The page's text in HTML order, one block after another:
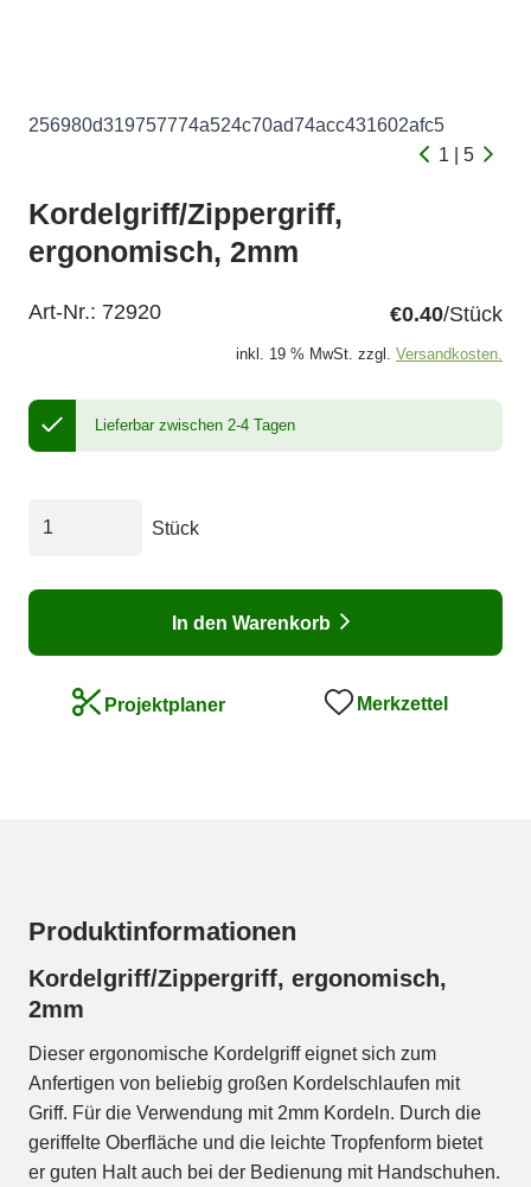
256980d319757774a524c70ad74acc431602afc5
1 | 5
Kordelgriff/Zippergriff,
ergonomisch, 2mm
Art-Nr.: 72920 €0.40/Stück
inkl. 19 % MwSt. zzgl. Versandkosten.
Lieferbar zwischen 2-4 Tagen
Stück
In den Warenkorb
Projektplaner Merkzettel
Produktinformationen
Kordelgriff/Zippergriff, ergonomisch,
2mm
Dieser ergonomische Kordelgriff eignet sich zum
Anfertigen von beliebig großen Kordelschlaufen mit
Griff. Für die Verwendung mit 2mm Kordeln. Durch die
geriffelte Oberfläche und die leichte Tropfenform bietet
er guten Halt auch bei der Bedienung mit Handschuhen.